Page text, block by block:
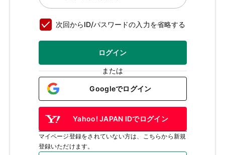
次回からID/パスワードの入力を省略する
ログイン
または
Googleでログイン
Yahoo! JAPAN IDでログイン
マイページ登録をされていない方は、こちらから新規
登録いただけます。